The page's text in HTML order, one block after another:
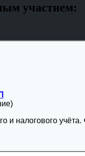
участием:
сдача налоговых отчётов и